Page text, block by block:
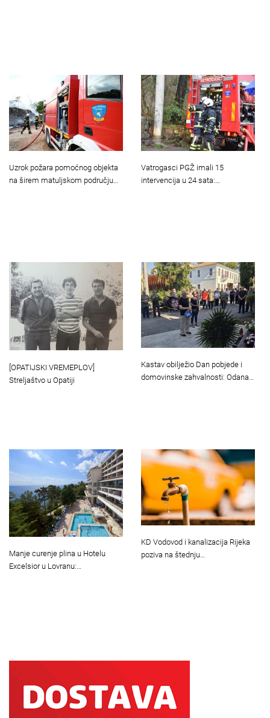
Uzrok požara pomoćnog objekta
na širem matuljskom području…
Vatrogasci PGŽ imali 15
intervencija u 24 sata:…
[OPATIJSKI VREMEPLOV]
Streljaštvo u Opatiji
Kastav obilježio Dan pobjede i
domovinske zahvalnosti: Odana…
Manje curenje plina u Hotelu
Excelsior u Lovranu:…
KD Vodovod i kanalizacija Rijeka
poziva na štednju…